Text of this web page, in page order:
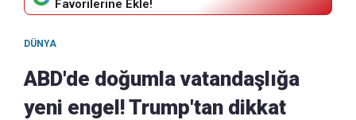
Favorilerine Ekle!
DÜNYA
ABD'de doğumla vatandaşlığa
yeni engel! Trump'tan dikkat